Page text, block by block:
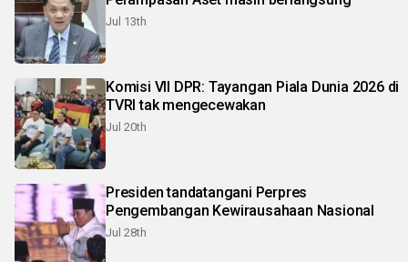
Jul 13th
Komisi VII DPR: Tayangan Piala Dunia 2026 di
TVRI tak mengecewakan
Jul 20th
Presiden tandatangani Perpres
Pengembangan Kewirausahaan Nasional
Jul 28th